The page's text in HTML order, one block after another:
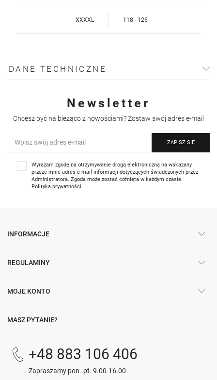
XXXXL 118 - 126
DANE TECHNICZNE
Newsletter
Chcesz być na bieżąco z nowościami? Zostaw swój adres e-mail
ZAPISZ SIĘ
Wyrażam zgodę na otrzymywanie drogą elektroniczną na wskazany
przeze mnie adres e-mail informacji dotyczących świadczonych przez
Administratora. Zgoda może zostać cofnięta w każdym czasie.
Polityka prywatności
INFORMACJE
REGULAMINY
MOJE KONTO
MASZ PYTANIE?
+48 883 106 406
Zapraszamy pon.-pt. 9.00-16.00